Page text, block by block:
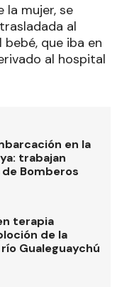
la mujer, se
al
que iba en
al hospital
en la
trabajan
Bomberos
terapia
de la
Gualeguaychú